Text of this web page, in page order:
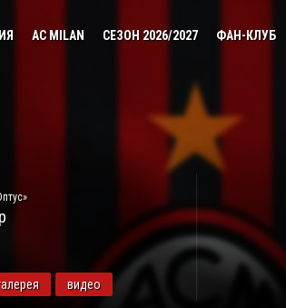
AC MILAN СЕЗОН 2026/2027 ФАН-КЛУБ
видео